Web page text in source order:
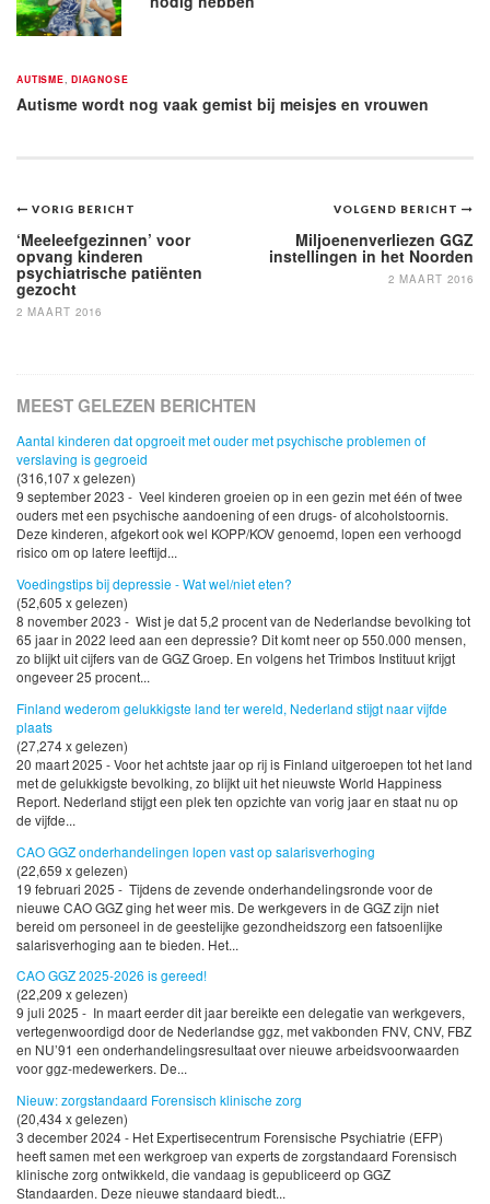
AUTISME DIAGNOSE
Autisme wordt nog vaak gemist bij meisjes en vrouwen
Bericht
navigatie
VOLGEND BERICHT
Miljoenenverliezen GGZ
instellingen in het Noorden
2 MAART 2016
VORIG BERICHT
‘Meeleefgezinnen’ voor
opvang kinderen
psychiatrische patiënten
gezocht
2 MAART 2016
MEEST GELEZEN BERICHTEN
Aantal kinderen dat opgroeit met ouder met psychische problemen of
verslaving is gegroeid
(316,107 x gelezen)
9 september 2023 - Veel kinderen groeien op in een gezin met één of twee
ouders met een psychische aandoening of een drugs- of alcoholstoornis.
Deze kinderen, afgekort ook wel KOPP/KOV genoemd, lopen een verhoogd
risico om op latere leeftijd...
Voedingstips bij depressie - Wat wel/niet eten?
(52,605 x gelezen)
8 november 2023 - Wist je dat 5,2 procent van de Nederlandse bevolking tot
65 jaar in 2022 leed aan een depressie? Dit komt neer op 550.000 mensen,
zo blijkt uit cijfers van de GGZ Groep. En volgens het Trimbos Instituut krijgt
ongeveer 25 procent...
Finland wederom gelukkigste land ter wereld, Nederland stijgt naar vijfde
plaats
(27,274 x gelezen)
20 maart 2025 - Voor het achtste jaar op rij is Finland uitgeroepen tot het land
met de gelukkigste bevolking, zo blijkt uit het nieuwste World Happiness
Report. Nederland stijgt een plek ten opzichte van vorig jaar en staat nu op
de vijfde...
CAO GGZ onderhandelingen lopen vast op salarisverhoging
(22,659 x gelezen)
19 februari 2025 - Tijdens de zevende onderhandelingsronde voor de
nieuwe CAO GGZ ging het weer mis. De werkgevers in de GGZ zijn niet
bereid om personeel in de geestelijke gezondheidszorg een fatsoenlijke
salarisverhoging aan te bieden. Het...
CAO GGZ 2025-2026 is gereed!
(22,209 x gelezen)
9 juli 2025 - In maart eerder dit jaar bereikte een delegatie van werkgevers,
vertegenwoordigd door de Nederlandse ggz, met vakbonden FNV, CNV, FBZ
en NU’91 een onderhandelingsresultaat over nieuwe arbeidsvoorwaarden
voor ggz-medewerkers. De...
Nieuw: zorgstandaard Forensisch klinische zorg
(20,434 x gelezen)
3 december 2024 - Het Expertisecentrum Forensische Psychiatrie (EFP)
heeft samen met een werkgroep van experts de zorgstandaard Forensisch
klinische zorg ontwikkeld, die vandaag is gepubliceerd op GGZ
Standaarden. Deze nieuwe standaard biedt...